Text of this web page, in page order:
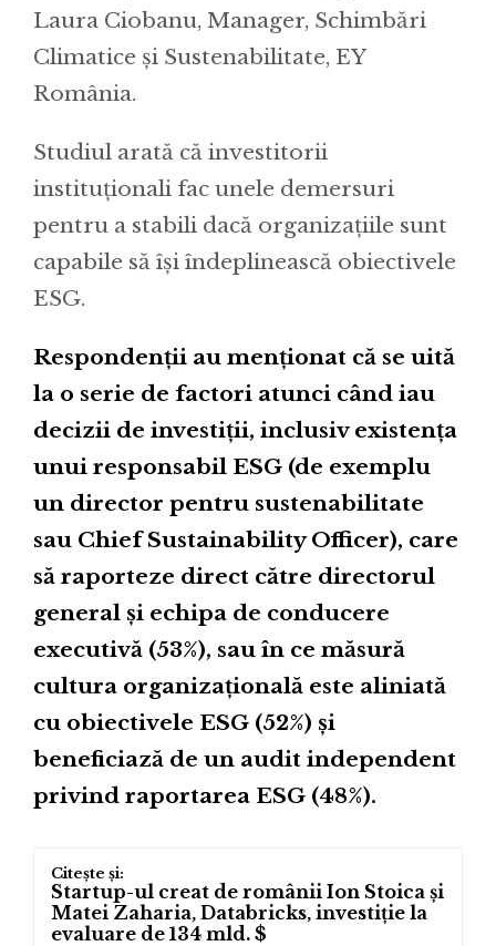
Laura Ciobanu, Manager, Schimbări
Climatice și Sustenabilitate, EY
România.
Studiul arată că investitorii
instituționali fac unele demersuri
pentru a stabili dacă organizațiile sunt
capabile să își îndeplinească obiectivele
ESG.
Respondenții au menționat că se uită
la o serie de factori atunci când iau
decizii de investiții, inclusiv existența
unui responsabil ESG (de exemplu
un director pentru sustenabilitate
sau Chief Sustainability Officer), care
să raporteze direct către directorul
general și echipa de conducere
executivă (53%), sau în ce măsură
cultura organizațională este aliniată
cu obiectivele ESG (52%) și
beneficiază de un audit independent
privind raportarea ESG (48%).
Startup-ul creat de românii Ion Stoica și
Matei Zaharia, Databricks, investiție la
evaluare de 134 mld. $